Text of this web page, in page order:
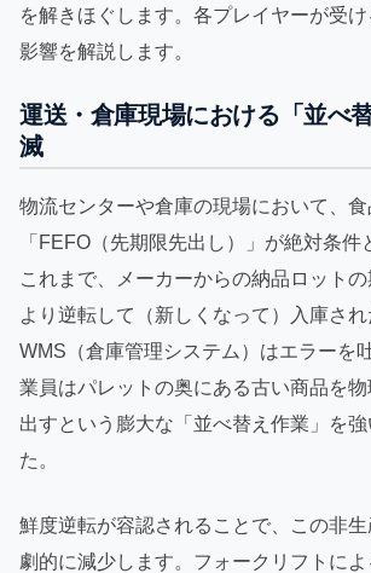
を解きほぐします。各プレイヤーが受
影響を解説します。
運送・倉庫現場における「並べ
滅
物流センターや倉庫の現場において、
「FEFO（先期限先出し）」が絶対条件
これまで、メーカーからの納品ロット
より逆転して（新しくなって）入庫され
WMS（倉庫管理システム）はエラーを
業員はパレットの奥にある古い商品を
出すという膨大な「並べ替え作業」を
た。
鮮度逆転が容認されることで、この非
劇的に減少します。フォークリフトに